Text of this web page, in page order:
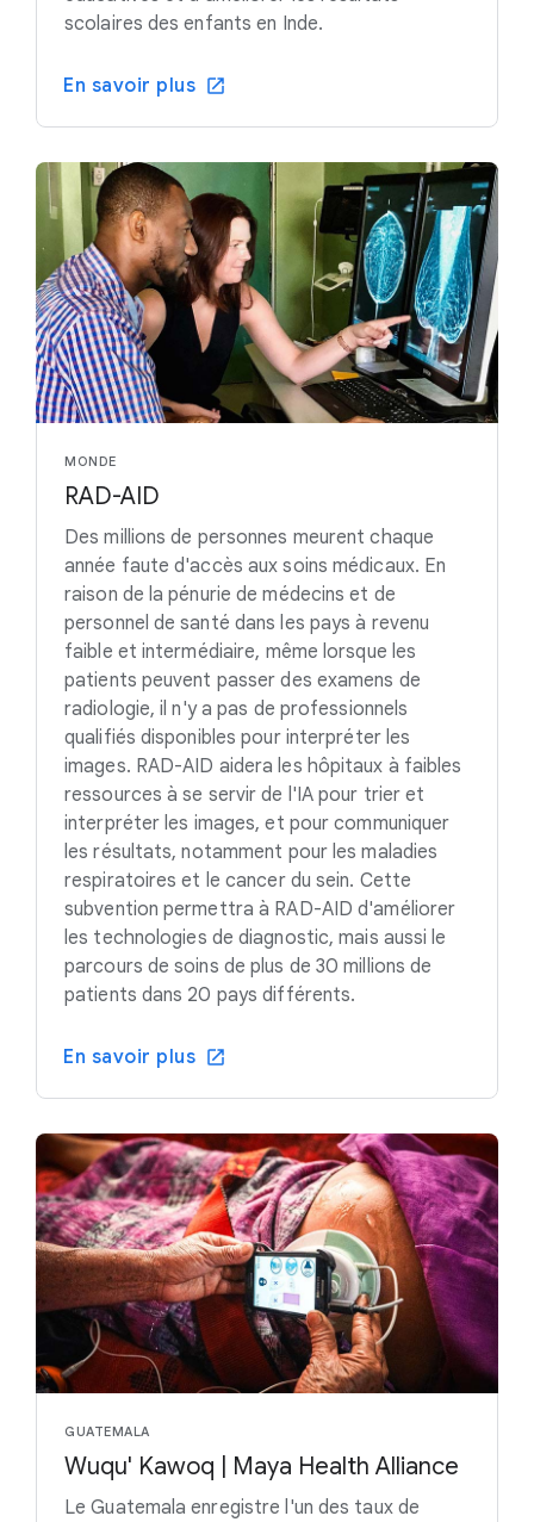
scolaires des enfants en Inde.
En savoir plus
MONDE
RAD-AID
Des millions de personnes meurent chaque
année faute d'accès aux soins médicaux. En
raison de la pénurie de médecins et de
personnel de santé dans les pays à revenu
faible et intermédiaire, même lorsque les
patients peuvent passer des examens de
radiologie, il n'y a pas de professionnels
qualifiés disponibles pour interpréter les
images. RAD-AID aidera les hôpitaux à faibles
ressources à se servir de l'IA pour trier et
interpréter les images, et pour communiquer
les résultats, notamment pour les maladies
respiratoires et le cancer du sein. Cette
subvention permettra à RAD-AID d'améliorer
les technologies de diagnostic, mais aussi le
parcours de soins de plus de 30 millions de
patients dans 20 pays différents.
En savoir plus
GUATEMALA
Wuqu' Kawoq | Maya Health Alliance
Le Guatemala enregistre l'un des taux de